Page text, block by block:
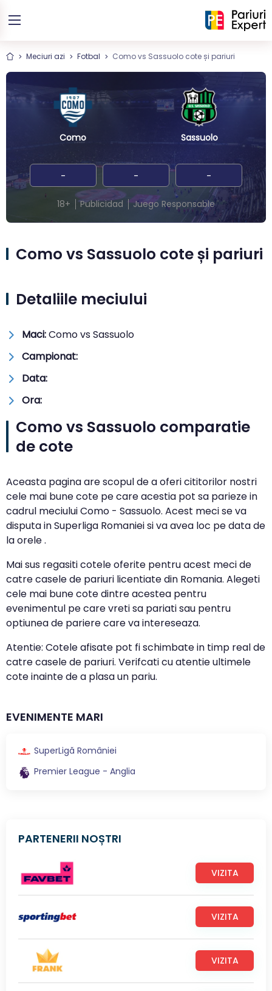
Meciuri azi Fotbal Como vs Sassuolo cote și pariuri
Como Sassuolo
- - -
18+ Publicidad Juego Responsable
Como vs Sassuolo cote și pariuri
Detaliile meciului
Maci:Como vs Sassuolo
Campionat:
Data:
Ora:
Como vs Sassuolo comparatie
de cote
Aceasta pagina are scopul de a oferi cititorilor nostri
cele mai bune cote pe care acestia pot sa parieze in
cadrul meciului Como - Sassuolo. Acest meci se va
disputa in Superliga Romaniei si va avea loc pe data de
la orele .
Mai sus regasiti cotele oferite pentru acest meci de
catre casele de pariuri licentiate din Romania. Alegeti
cele mai bune cote dintre acestea pentru
evenimentul pe care vreti sa pariati sau pentru
optiunea de pariere care va intereseaza.
Atentie: Cotele afisate pot fi schimbate in timp real de
catre casele de pariuri. Verifcati cu atentie ultimele
cote inainte de a plasa un pariu.
EVENIMENTE MARI
SuperLigă României
Premier League - Anglia
PARTENERII NOȘTRI
VIZITA
VIZITA
VIZITA